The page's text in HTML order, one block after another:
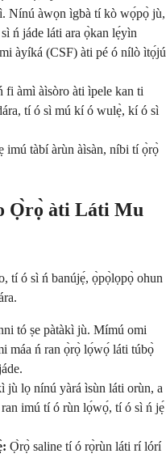
Nínú àwọn ìgbà tí kò wọ́pọ̀ jù,
ń jáde láti ara ọ̀kan lẹ́yìn
àyíká (CSF) àti pé ó nílò ìtọ́jú
fi àmì àìsòro àti ìpele kan ti
tí ó sì mú kí ó wulẹ̀, kí ó sì
imú tàbí àrùn àìsàn, níbi tí ọ̀rọ̀
Ọ̀rọ̀ àti Láti Mu
tí ó sì ń banújẹ́, ọ̀pọ̀lọpọ̀ ohun
tó ṣe pàtàkì jù. Mímú omi
máa ń ran ọ̀rọ̀ lọ́wọ́ láti túbọ̀
jù lọ nínú yàrá ìsùn láti orùn, a
imú tí ó rùn lọ́wọ́, tí ó sì ń jẹ́
Ọ̀rọ̀ saline tí ó rọ̀rùn láti rí lórí